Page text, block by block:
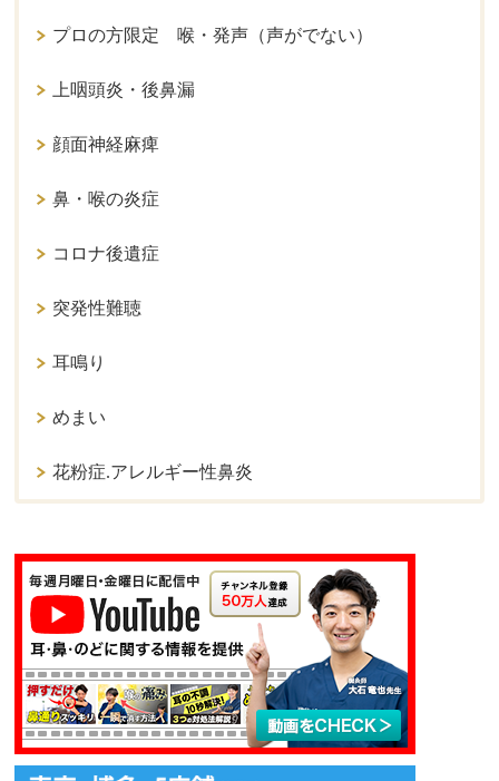
プロの方限定 喉・発声（声がでない）
上咽頭炎・後鼻漏
顔面神経麻痺
鼻・喉の炎症
コロナ後遺症
突発性難聴
耳鳴り
めまい
花粉症.アレルギー性鼻炎